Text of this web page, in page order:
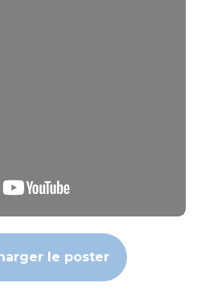
le poster